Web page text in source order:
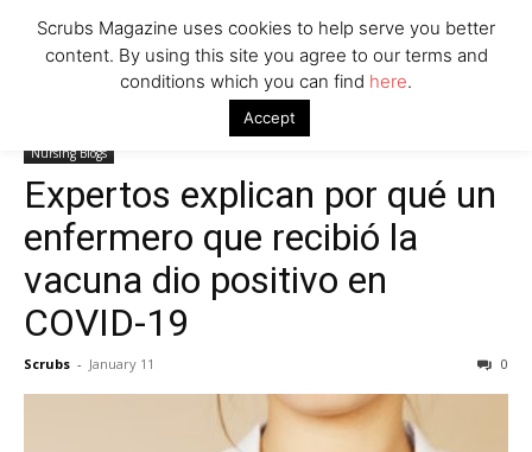
Expertos explican por qué un enfermero que
recibió la vacuna dio positivo en COVID-19
Nursing Blogs
Expertos explican por qué un
enfermero que recibió la
vacuna dio positivo en
COVID-19
Scrubs - January 11 0
Scrubs Magazine uses cookies to help serve you better
content. By using this site you agree to our terms and
conditions which you can find here.
Accept